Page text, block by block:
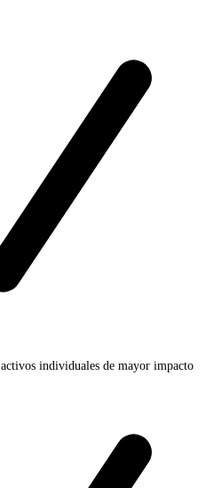
individuales de mayor impacto